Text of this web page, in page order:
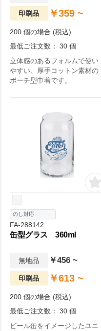
印刷品 ￥359 ~
200 個の場合 (税込)
最低ご注文数： 30 個
立体感のあるフォルムで使い
やすい、厚手コットン素材の
ポーチ型巾着です。
のし対応
FA-288142
缶型グラス 360ml
無地品 ￥456 ~
印刷品 ￥613 ~
200 個の場合 (税込)
最低ご注文数： 30 個
ビール缶をイメージしたユニ